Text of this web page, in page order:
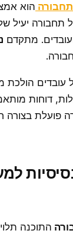
הוא
יעיל
מתקדם
הולכת
פועלת בצורה
התוכנה